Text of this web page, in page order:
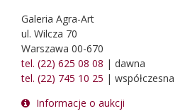
Galeria Agra-Art
ul. Wilcza 70
Warszawa 00-670
tel. (22) 625 08 08 | dawna
tel. (22) 745 10 25 | współczesna
Informacje o aukcji